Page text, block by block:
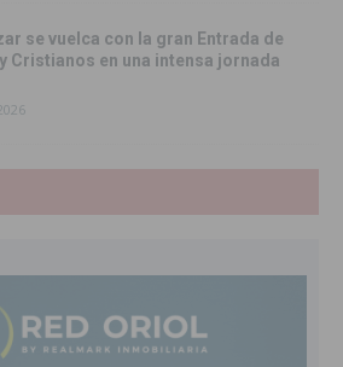
se vuelca con la gran Entrada de
Cristianos en una intensa jornada